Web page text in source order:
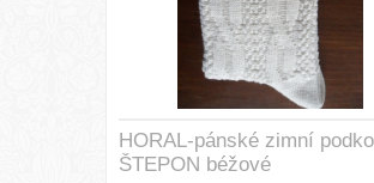
HORAL-pánské zimní
ŠTEPON béžové